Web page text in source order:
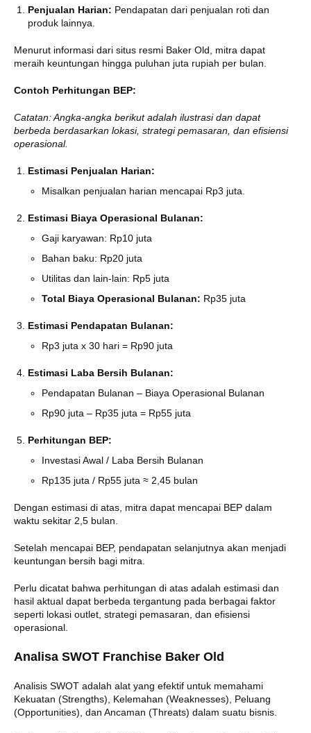
Penjualan Harian: Pendapatan dari penjualan roti dan
produk lainnya.
Menurut informasi dari situs resmi Baker Old, mitra dapat
meraih keuntungan hingga puluhan juta rupiah per bulan.
Contoh Perhitungan BEP:
Catatan: Angka-angka berikut adalah ilustrasi dan dapat
berbeda berdasarkan lokasi, strategi pemasaran, dan efisiensi
operasional.
Estimasi Penjualan Harian:
Misalkan penjualan harian mencapai Rp3 juta.
Estimasi Biaya Operasional Bulanan:
Gaji karyawan: Rp10 juta
Bahan baku: Rp20 juta
Utilitas dan lain-lain: Rp5 juta
Total Biaya Operasional Bulanan: Rp35 juta
Estimasi Pendapatan Bulanan:
Rp3 juta x 30 hari = Rp90 juta
Estimasi Laba Bersih Bulanan:
Pendapatan Bulanan – Biaya Operasional Bulanan
Rp90 juta – Rp35 juta = Rp55 juta
Perhitungan BEP:
Investasi Awal / Laba Bersih Bulanan
Rp135 juta / Rp55 juta ≈ 2,45 bulan
Dengan estimasi di atas, mitra dapat mencapai BEP dalam
waktu sekitar 2,5 bulan.
Setelah mencapai BEP, pendapatan selanjutnya akan menjadi
keuntungan bersih bagi mitra.
Perlu dicatat bahwa perhitungan di atas adalah estimasi dan
hasil aktual dapat berbeda tergantung pada berbagai faktor
seperti lokasi outlet, strategi pemasaran, dan efisiensi
operasional.
Analisa SWOT Franchise Baker Old
Analisis SWOT adalah alat yang efektif untuk memahami
Kekuatan (Strengths), Kelemahan (Weaknesses), Peluang
(Opportunities), dan Ancaman (Threats) dalam suatu bisnis.